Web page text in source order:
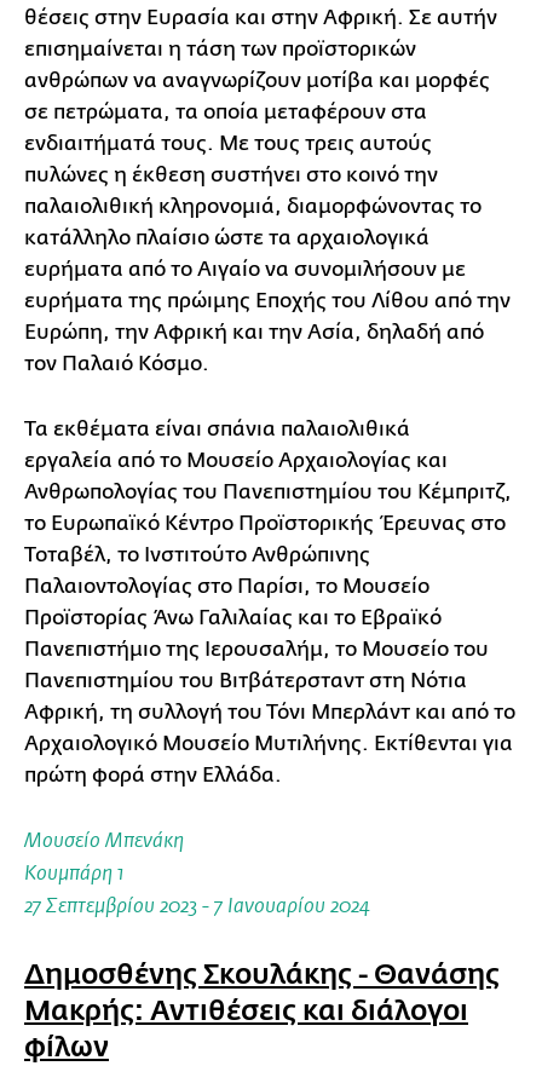
θέσεις στην Ευρασία και στην Αφρική. Σε αυτήν
επισημαίνεται η τάση των προϊστορικών
ανθρώπων να αναγνωρίζουν μοτίβα και μορφές
σε πετρώματα, τα οποία μεταφέρουν στα
ενδιαιτήματά τους. Με τους τρεις αυτούς
πυλώνες η έκθεση συστήνει στο κοινό την
παλαιολιθική κληρονομιά, διαμορφώνοντας το
κατάλληλο πλαίσιο ώστε τα αρχαιολογικά
ευρήματα από το Αιγαίο να συνομιλήσουν με
ευρήματα της πρώιμης Εποχής του Λίθου από την
Ευρώπη, την Αφρική και την Ασία, δηλαδή από
τον Παλαιό Κόσμο.
Τα εκθέματα είναι σπάνια παλαιολιθικά
εργαλεία από το Μουσείο Αρχαιολογίας και
Ανθρωπολογίας του Πανεπιστημίου του Κέμπριτζ,
το Ευρωπαϊκό Κέντρο Προϊστορικής Έρευνας στο
Τοταβέλ, το Ινστιτούτο Ανθρώπινης
Παλαιοντολογίας στο Παρίσι, το Μουσείο
Προϊστορίας Άνω Γαλιλαίας και το Εβραϊκό
Πανεπιστήμιο της Ιερουσαλήμ, το Μουσείο του
Πανεπιστημίου του Βιτβάτερσταντ στη Νότια
Αφρική, τη συλλογή του Τόνι Μπερλάντ και από το
Αρχαιολογικό Μουσείο Μυτιλήνης. Eκτίθενται για
πρώτη φορά στην Ελλάδα.
Μουσείο Μπενάκη
Κουμπάρη 1
27 Σεπτεμβρίου 2023 - 7 Ιανουαρίου 2024
Δημοσθένης Σκουλάκης - Θανάσης
Μακρής: Αντιθέσεις και διάλογοι
φίλων